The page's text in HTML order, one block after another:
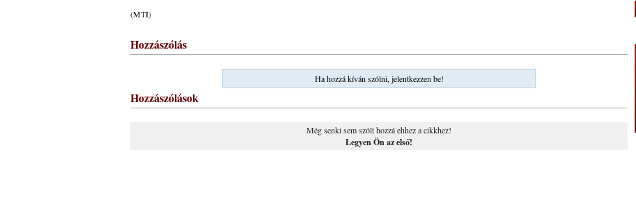
(MTI)
Hozzászólás
Ha hozzá kíván szólni, jelentkezzen be!
Hozzászólások
Még senki sem szólt hozzá ehhez a cikkhez!
Legyen Ön az első!